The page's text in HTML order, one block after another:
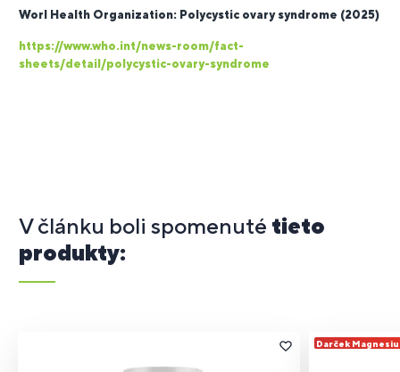
Worl Health Organization: Polycystic ovary syndrome (2025)
https://www.who.int/news-room/fact-
sheets/detail/polycystic-ovary-syndrome
V článku boli spomenuté tieto
produkty:
Darček